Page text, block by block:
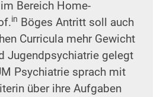
Bereich Home-
in Böges Antritt soll auch
Curricula mehr Gewicht
Jugendpsychiatrie gelegt
Psychiatrie sprach mit
über ihre Aufgaben